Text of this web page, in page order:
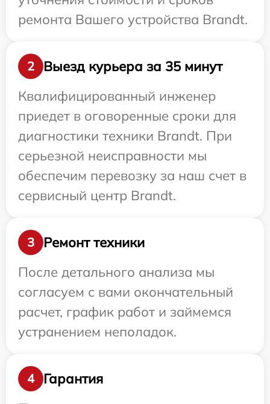
ремонта Вашего устройства Brandt.
2
Выезд курьера за 35 минут
Квалифицированный инженер
приедет в оговоренные сроки для
диагностики техники Brandt. При
серьезной неисправности мы
обеспечим перевозку за наш счет в
сервисный центр Brandt.
3
Ремонт техники
После детального анализа мы
согласуем с вами окончательный
расчет, график работ и займемся
устранением неполадок.
4
Гарантия